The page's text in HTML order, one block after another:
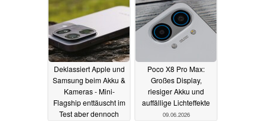
Deklassiert Apple und
Samsung beim Akku &
Kameras - Mini-
Flagship enttäuscht im
Test aber dennoch
Poco X8 Pro Max:
Großes Display,
riesiger Akku und
auffällige Lichteffekte
09.06.2026